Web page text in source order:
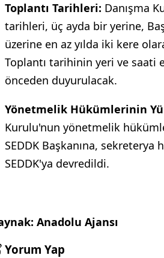
Toplantı Tarihleri: Danışma
tarihleri, üç ayda bir yerine,
üzerine en az yılda iki kere
Toplantı tarihinin yeri ve saati
önceden duyurulacak.
Yönetmelik Hükümlerinin
Kurulu'nun yönetmelik
SEDDK Başkanına, sekreterya
SEDDK'ya devredildi.
Anadolu Ajansı
Yorum Yap